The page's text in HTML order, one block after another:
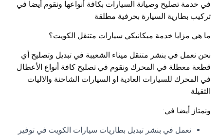
في خدمة تصليح وصيانة السيارات بكافة أنواعها ونقوم أيضا في
تركيب بطارية السيارة بحرفية مطلقة
ما هي مزايا خدمة ميكانيكي سيارات متنقل الكويت؟
نحن نعمل في بنشر متنقل ميناء الشعيبة في تبديل وتصليح أي
قطعة معطلة في المحرك ونقوم في تصليح كافة أنواع الأعطال
في المحرك للسيارات العادية او السيارات الشاحنة والاليات
الثقيلة
ونمتاز أيضا في:
نعمل في بنشر تبديل بطاريات سيارات الكويت في توفير